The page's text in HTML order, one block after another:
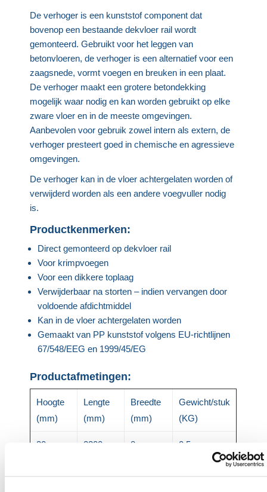
De verhoger is een kunststof component dat
bovenop een bestaande dekvloer rail wordt
gemonteerd. Gebruikt voor het leggen van
betonvloeren, de verhoger is een alternatief voor een
zaagsnede, vormt voegen en breuken in een plaat.
De verhoger maakt een grotere betondekking
mogelijk waar nodig en kan worden gebruikt op elke
zware vloer en in de meeste omgevingen.
Aanbevolen voor gebruik zowel intern als extern, de
verhoger presteert goed in chemische en agressieve
omgevingen.
De verhoger kan in de vloer achtergelaten worden of
verwijderd worden als een andere voegvuller nodig
is.
Productkenmerken:
Direct gemonteerd op dekvloer rail
Voor krimpvoegen
Voor een dikkere toplaag
Verwijderbaar na storten – indien vervangen door
voldoende afdichtmiddel
Kan in de vloer achtergelaten worden
Gemaakt van PP kunststof volgens EU-richtlijnen
67/548/EEG en 1999/45/EG
Productafmetingen:
Hoogte
(mm)
Lengte
(mm)
Breedte
(mm)
Gewicht/stuk
(KG)
30 2200 8 0.5